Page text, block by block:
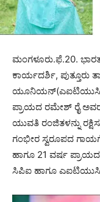
ಮಂಗಳೂರು.ಫೆ.20.
ಕಾರ್ಯದರ್ಶಿ, ಪುತ್ತೂರು
ಯೂನಿಯನ್‌(ಎಐಟಿಯುಸಿ)
ಪ್ರಾಯದ ರಮೇಶ್ ರೈ
ಯುವತಿ ರಂಜಿತಳನ್ನು
ಗಂಭೀರ ಸ್ವರೂಪದ
ಹಾಗೂ 21 ವರ್ಷ
ಸಿಪಿಐ ಹಾಗೂ ಎಐಟಿಯುಸಿ